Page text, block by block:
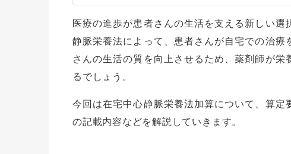
医療の進歩が患者さんの生活を支える新しい
静脈栄養法によって、患者さんが自宅での治
さんの生活の質を向上させるため、薬剤師が栄
るでしょう。
今回は在宅中心静脈栄養法加算について、算
の記載内容などを解説していきます。